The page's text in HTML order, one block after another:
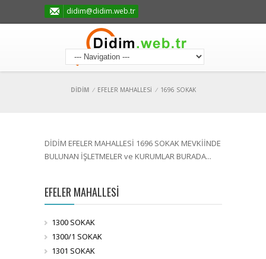
didim@didim.web.tr
DİDİM / EFELER MAHALLESİ / 1696 SOKAK
DİDİM EFELER MAHALLESİ 1696 SOKAK MEVKİİNDE
BULUNAN İŞLETMELER ve KURUMLAR BURADA...
EFELER MAHALLESİ
1300 SOKAK
1300/1 SOKAK
1301 SOKAK